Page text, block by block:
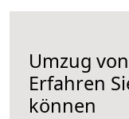
Umzug
Erfahren
können